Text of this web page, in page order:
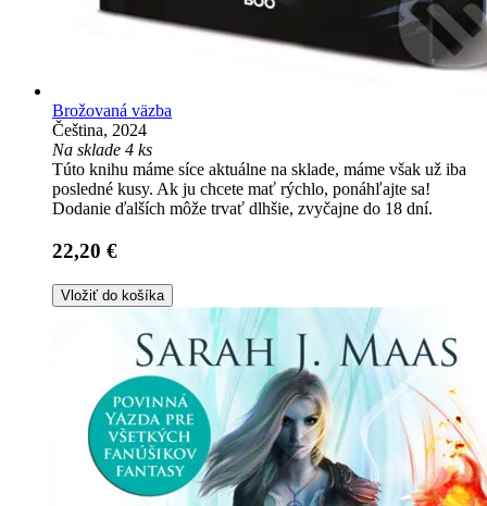
Brožovaná väzba
Čeština, 2024
Na sklade 4 ks
Túto knihu máme síce aktuálne na sklade, máme však už iba
posledné kusy. Ak ju chcete mať rýchlo, ponáhľajte sa!
Dodanie ďalších môže trvať dlhšie, zvyčajne do 18 dní.
22,20 €
Vložiť do košíka